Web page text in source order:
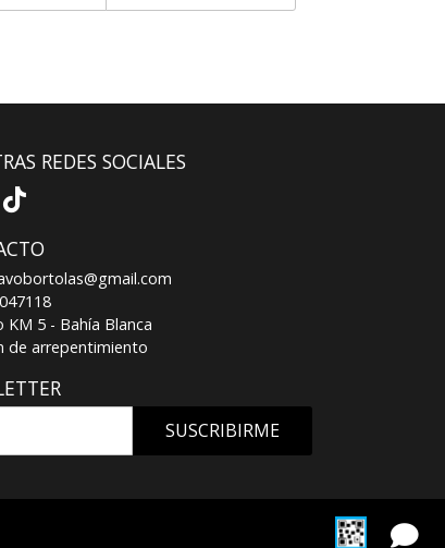
REDES SOCIALES
KM 5 - Bahía Blanca
de arrepentimiento
SUSCRIBIRME